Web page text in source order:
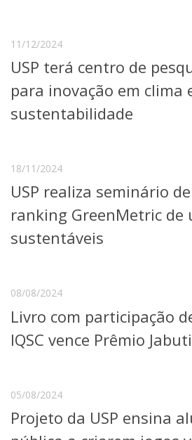
11/12/2024
USP terá centro de
para inovação em clima
sustentabilidade
18/11/2024
USP realiza seminário
ranking GreenMetric de
sustentáveis
08/08/2024
Livro com participação
IQSC vence Prêmio
05/08/2024
Projeto da USP ensina